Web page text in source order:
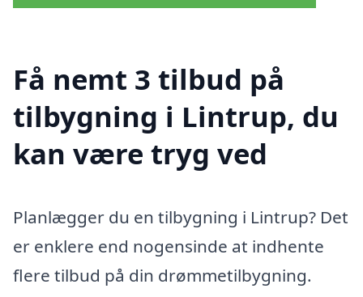
Få nemt 3 tilbud på
tilbygning i Lintrup, du
kan være tryg ved
Planlægger du en tilbygning i Lintrup? Det
er enklere end nogensinde at indhente
flere tilbud på din drømmetilbygning.